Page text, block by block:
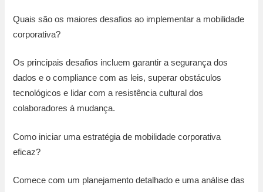
Quais são os maiores desafios ao implementar a mobilidade
corporativa?
Os principais desafios incluem garantir a segurança dos
dados e o compliance com as leis, superar obstáculos
tecnológicos e lidar com a resistência cultural dos
colaboradores à mudança.
Como iniciar uma estratégia de mobilidade corporativa
eficaz?
Comece com um planejamento detalhado e uma análise das